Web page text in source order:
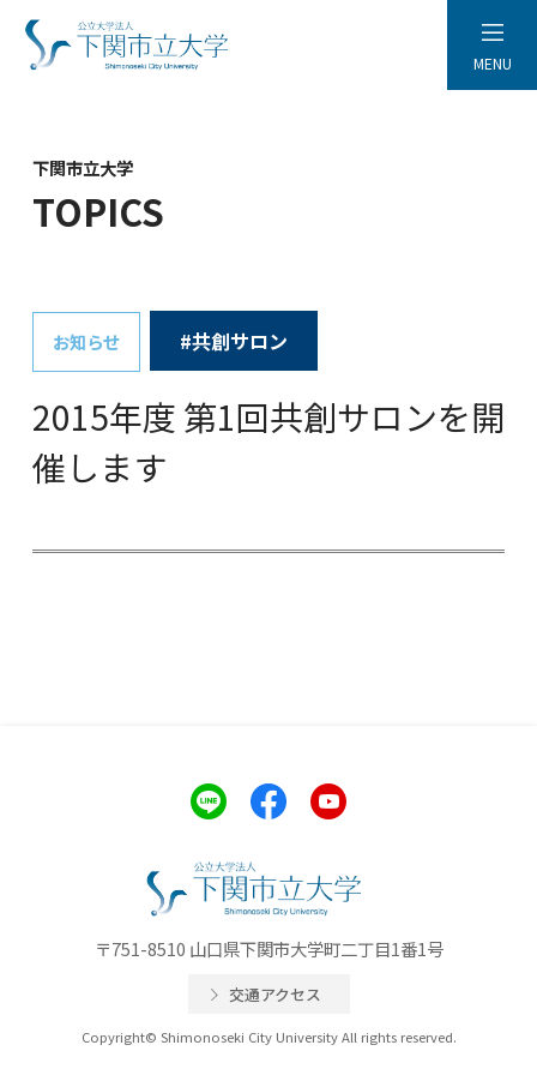
MENU
下関市立大学
TOPICS
お知らせ #共創サロン
2015年度 第1回共創サロンを開
催します
〒751-8510 山口県下関市大学町二丁目1番1号
交通アクセス
Copyright© Shimonoseki City University All rights reserved.